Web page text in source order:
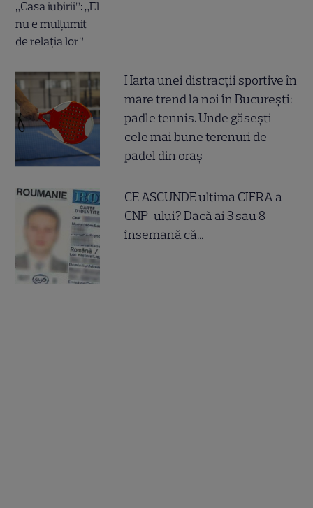
Harta unei distracții sportive în
mare trend la noi în București:
padle tennis. Unde găsești
cele mai bune terenuri de
padel din oraș
CE ASCUNDE ultima CIFRA a
CNP-ului? Dacă ai 3 sau 8
însemană că...